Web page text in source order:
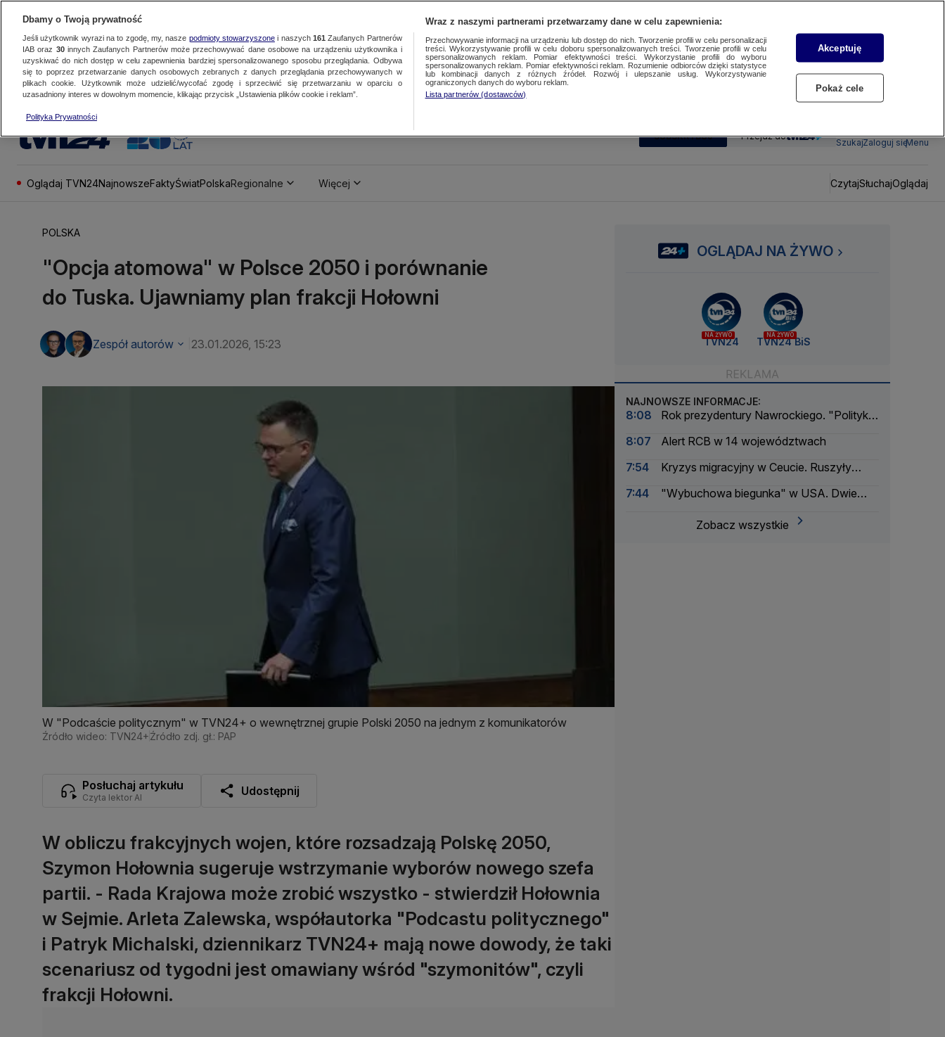
SUBSKRYBUJ Przejdź do
SzukajZaloguj sięMenu
Oglądaj TVN24NajnowszeFaktyŚwiatPolskaRegionalne Więcej CzytajSłuchajOglądaj
POLSKA
"Opcja atomowa" w Polsce 2050 i porównanie
do Tuska. Ujawniamy plan frakcji Hołowni
Zespół autorów 23.01.2026, 15:23
W "Podcaście politycznym" w TVN24+ o wewnętrznej grupie Polski 2050 na jednym z komunikatorów
Źródło wideo: TVN24+Źródło zdj. gł.: PAP
Posłuchaj artykułu
Czyta lektor AI Udostępnij
W obliczu frakcyjnych wojen, które rozsadzają Polskę 2050,
Szymon Hołownia sugeruje wstrzymanie wyborów nowego szefa
partii. - Rada Krajowa może zrobić wszystko - stwierdził Hołownia
w Sejmie. Arleta Zalewska, współautorka "Podcastu politycznego"
i Patryk Michalski, dziennikarz TVN24+ mają nowe dowody, że taki
scenariusz od tygodni jest omawiany wśród "szymonitów", czyli
frakcji Hołowni.
OGLĄDAJ NA ŻYWO
NA ŻYWO
TVN24
NA ŻYWO
TVN24 BiS
NAJNOWSZE INFORMACJE:
8:08
Rok prezydentury Nawrockiego. "Polityka
8:07
Alert RCB w 14 województwach
7:54
Kryzys migracyjny w Ceucie. Ruszyły
7:44
"Wybuchowa biegunka" w USA. Dwie
Zobacz wszystkie
Dbamy o Twoją prywatność
Jeśli użytkownik wyrazi na to zgodę, my, nasze podmioty stowarzyszonei naszych 161 Zaufanych Partnerów
IAB oraz 30innych Zaufanych Partnerów może przechowywać dane osobowe na urządzeniu użytkownika i
uzyskiwać do nich dostęp w celu zapewnienia bardziej spersonalizowanego sposobu przeglądania. Odbywa
się to poprzez przetwarzanie danych osobowych zebranych z danych przeglądania przechowywanych w
plikach cookie. Użytkownik może udzielić/wycofać zgodę i sprzeciwić się przetwarzaniu w oparciu o
uzasadniony interes w dowolnym momencie, klikając przycisk „Ustawienia plików cookie i reklam”.
Polityka Prywatności
Wraz z naszymi partnerami przetwarzamy dane w celu zapewnienia:
Przechowywanie informacji na urządzeniu lub dostęp do nich. Tworzenie profili w celu personalizacji
treści. Wykorzystywanie profili w celu doboru spersonalizowanych treści. Tworzenie profili w celu
spersonalizowanych reklam. Pomiar efektywności treści. Wykorzystanie profili do wyboru
spersonalizowanych reklam. Pomiar efektywności reklam. Rozumienie odbiorców dzięki statystyce
lub kombinacji danych z różnych źródeł. Rozwój i ulepszanie usług. Wykorzystywanie
ograniczonych danych do wyboru reklam.
Lista partnerów (dostawców)
Akceptuję
Pokaż cele